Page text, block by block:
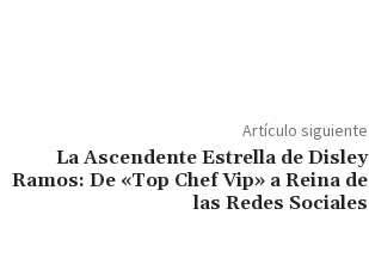
Artículo siguiente
La Ascendente Estrella de Disley
Ramos: De «Top Chef Vip» a Reina de
las Redes Sociales